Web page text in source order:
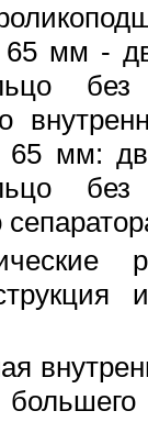
мм -
мм: